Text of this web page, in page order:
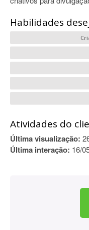
Habilidades
Atividades do
Última visualização:
Última interação: 16/